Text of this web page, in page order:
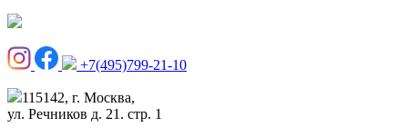
+7(495)799-21-10
115142, г. Москва,
ул. Речников д. 21. стр. 1